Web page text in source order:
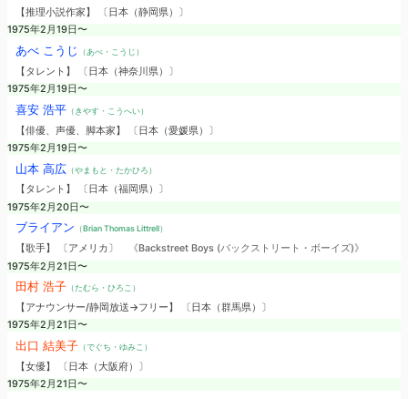
【推理小説作家】 〔日本（静岡県）〕
1975年2月19日〜
あべ こうじ （あべ・こうじ）
【タレント】 〔日本（神奈川県）〕
1975年2月19日〜
喜安 浩平（きやす・こうへい）
【俳優、声優、脚本家】 〔日本（愛媛県）〕
1975年2月19日〜
山本 高広 （やまもと・たかひろ）
【タレント】 〔日本（福岡県）〕
1975年2月20日〜
ブライアン （Brian Thomas Littrell）
【歌手】 〔アメリカ〕
《Backstreet Boys (バックストリート・ボーイズ)》
1975年2月21日〜
田村 浩子（たむら・ひろこ）
【アナウンサー/静岡放送→フリー】 〔日本（群馬県）〕
1975年2月21日〜
出口 結美子（でぐち・ゆみこ）
【女優】 〔日本（大阪府）〕
1975年2月21日〜